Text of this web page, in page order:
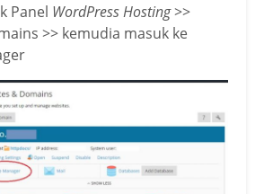
Panel WordPress Hosting>>
>> kemudia masuk ke